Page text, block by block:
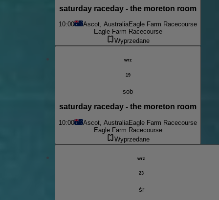
saturday raceday - the moreton room
10:00 Ascot, AustraliaEagle Farm Racecourse
Eagle Farm Racecourse
Wyprzedane
wrz
19
sob
saturday raceday - the moreton room
10:00 Ascot, AustraliaEagle Farm Racecourse
Eagle Farm Racecourse
Wyprzedane
wrz
23
śr